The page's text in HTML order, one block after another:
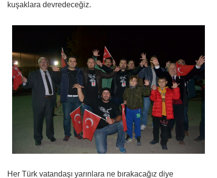
kuşaklara devredeceğiz.
Her Türk vatandaşı yarınlara ne bırakacağız diye